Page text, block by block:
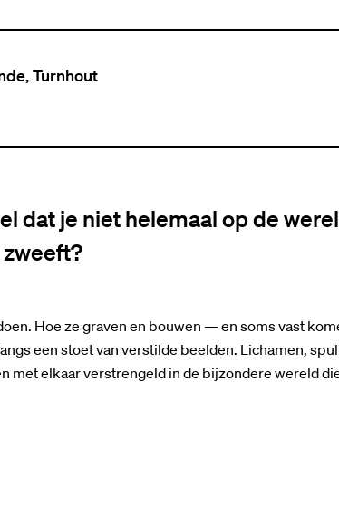
Turnhout
dat je niet helemaal op de
Hoe ze graven en bouwen — en soms vast
een stoet van verstilde beelden. Lichamen,
met elkaar verstrengeld in de bijzondere wereld